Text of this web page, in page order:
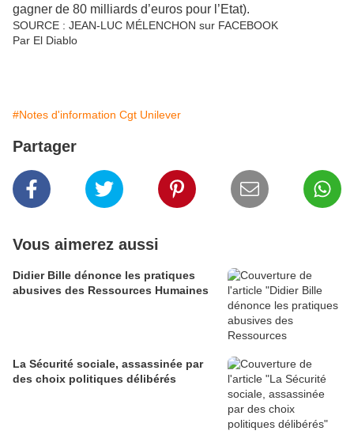
gagner de 80 milliards d’euros pour l’Etat).
SOURCE : JEAN-LUC MÉLENCHON sur FACEBOOK
Par El Diablo
#Notes d'information Cgt Unilever
Partager
Vous aimerez aussi
Didier Bille dénonce les pratiques
abusives des Ressources Humaines
La Sécurité sociale, assassinée par
des choix politiques délibérés